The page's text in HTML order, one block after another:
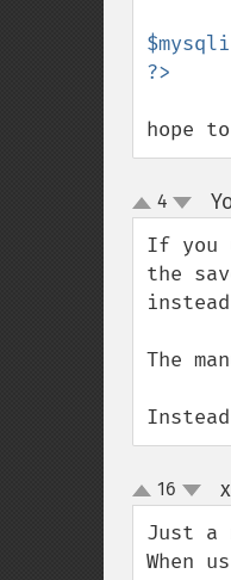
$mysqli
hope
up
down
4
If you
the
The
up16
Just a
When